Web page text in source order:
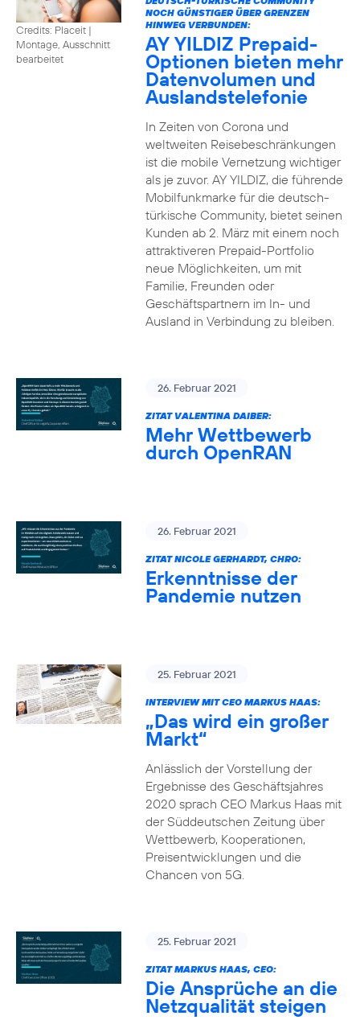
Credits: Placeit |
Montage, Ausschnitt
bearbeitet
NOCH GÜNSTIGER ÜBER GRENZEN
HINWEG VERBUNDEN:
AY YILDIZ Prepaid-
Optionen bieten mehr
Datenvolumen und
Auslandstelefonie
In Zeiten von Corona und
weltweiten Reisebeschränkungen
ist die mobile Vernetzung wichtiger
als je zuvor. AY YILDIZ, die führende
Mobilfunkmarke für die deutsch-
türkische Community, bietet seinen
Kunden ab 2. März mit einem noch
attraktiveren Prepaid-Portfolio
neue Möglichkeiten, um mit
Familie, Freunden oder
Geschäftspartnern im In- und
Ausland in Verbindung zu bleiben.
26. Februar 2021
ZITAT VALENTINA DAIBER:
Mehr Wettbewerb
durch OpenRAN
26. Februar 2021
ZITAT NICOLE GERHARDT, CHRO:
Erkenntnisse der
Pandemie nutzen
25. Februar 2021
INTERVIEW MIT CEO MARKUS HAAS:
„Das wird ein großer
Markt“
Anlässlich der Vorstellung der
Ergebnisse des Geschäftsjahres
2020 sprach CEO Markus Haas mit
der Süddeutschen Zeitung über
Wettbewerb, Kooperationen,
Preisentwicklungen und die
Chancen von 5G.
25. Februar 2021
ZITAT MARKUS HAAS, CEO:
Die Ansprüche an die
Netzqualität steigen